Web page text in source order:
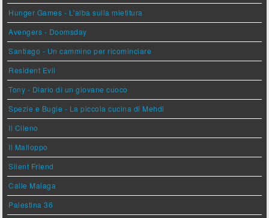
Hunger Games - L'alba sulla mietitura
Avengers - Doomsday
Santiago - Un cammino per ricominciare
Resident Evil
Tony - Diario di un giovane cuoco
Spezie e Bugie - La piccola cucina di Mehdi
Il Cileno
Il Malloppo
Silent Friend
Calle Malaga
Palestina 36